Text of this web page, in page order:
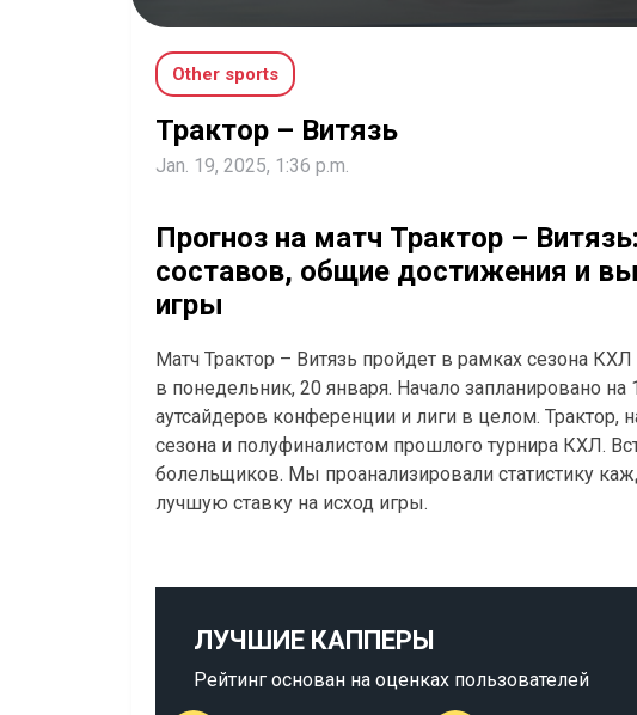
Other sports
Трактор – Витязь
Jan. 19, 2025, 1:36 p.m.
Прогноз на матч Трактор –
составов, общие достижения и
игры
Матч Трактор – Витязь пройдет в рамках сезона
в понедельник, 20 января. Начало запланировано
аутсайдеров конференции и лиги в целом. Трактор,
сезона и полуфиналистом прошлого турнира КХЛ.
болельщиков. Мы проанализировали статистику
лучшую ставку на исход игры.
ЛУЧШИЕ КАППЕРЫ
Рейтинг основан на оценках пользователей